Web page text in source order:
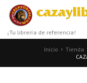
¡Tu librería de referencia!
Inicio Tienda